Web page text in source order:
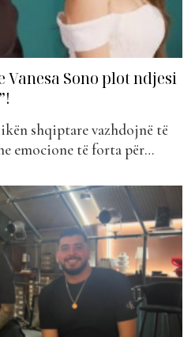
Sono plot ndjesi
shqiptare vazhdojnë të
emocione të forta për
forcat për të publikuar
të titulluar “Shtrati i
një baladë moderne, e